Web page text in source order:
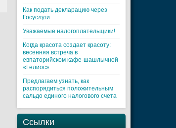
Как подать декларацию через
Госуслуги
Уважаемые налогоплательщики!
Когда красота создает красоту:
весенняя встреча в
евпаторийском кафе-шашлычной
«Гелиос»
Предлагаем узнать, как
распорядиться положительным
сальдо единого налогового счета
Ссылки